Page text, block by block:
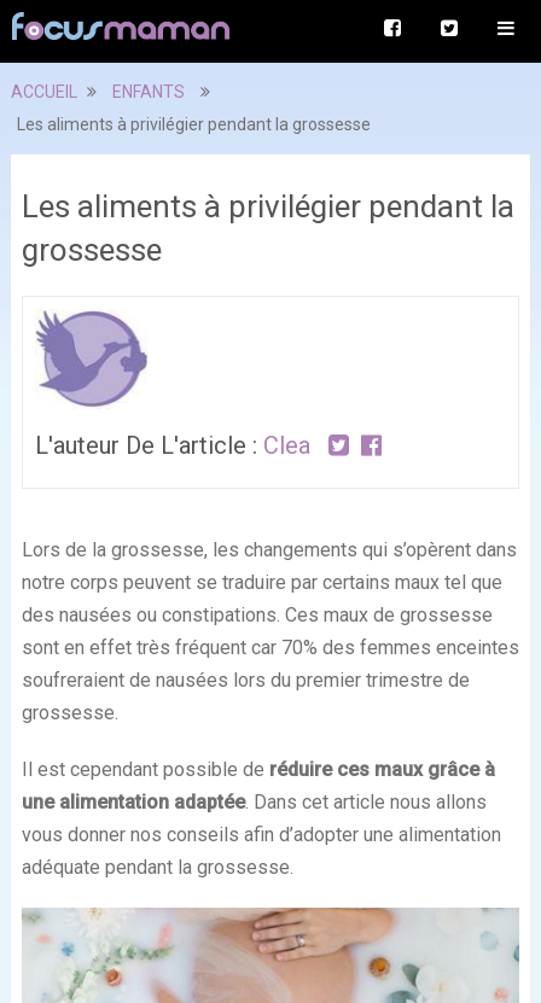
ACCUEIL
ENFANTS
Les aliments à privilégier pendant la grossesse
Les aliments à privilégier pendant la
grossesse
L'auteur De L'article : Clea
Lors de la grossesse, les changements qui s’opèrent dans
notre corps peuvent se traduire par certains maux tel que
des nausées ou constipations. Ces maux de grossesse
sont en effet très fréquent car 70% des femmes enceintes
soufreraient de nausées lors du premier trimestre de
grossesse.
Il est cependant possible de réduire ces maux grâce à
une alimentation adaptée. Dans cet article nous allons
vous donner nos conseils afin d’adopter une alimentation
adéquate pendant la grossesse.